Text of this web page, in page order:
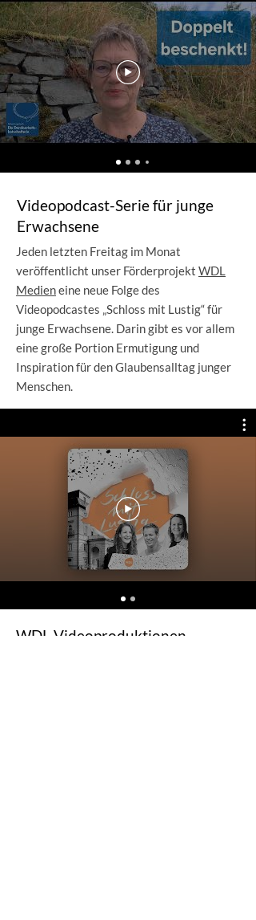
Videopodcast-Serie für junge
Erwachsene
Jeden letzten Freitag im Monat
veröffentlicht unser Förderprojekt WDL
Medieneine neue Folge des
Videopodcastes „Schloss mit Lustig“ für
junge Erwachsene. Darin gibt es vor allem
eine große Portion Ermutigung und
Inspiration für den Glaubensalltag junger
Menschen.
WDL Videoproduktionen